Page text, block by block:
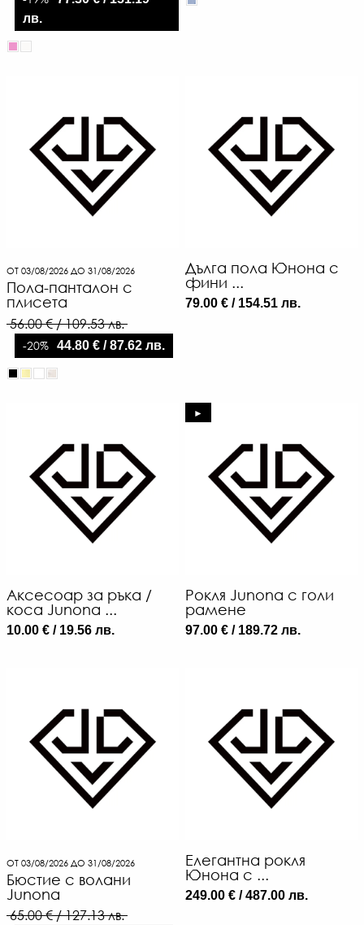
лв.
ОТ 03/08/2026 ДО 31/08/2026
Пола-панталон с
плисета
56.00 € / 109.53 лв.
-20% 44.80 € / 87.62 лв.
Дълга пола Юнона с
фини ...
79.00 € / 154.51 лв.
Аксесоар за ръка /
коса Junona ...
10.00 € / 19.56 лв.
►
Рокля Junona с голи
рамене
97.00 € / 189.72 лв.
ОТ 03/08/2026 ДО 31/08/2026
Бюстие с волани
Junona
65.00 € / 127.13 лв.
Елегантна рокля
Юнона с ...
249.00 € / 487.00 лв.